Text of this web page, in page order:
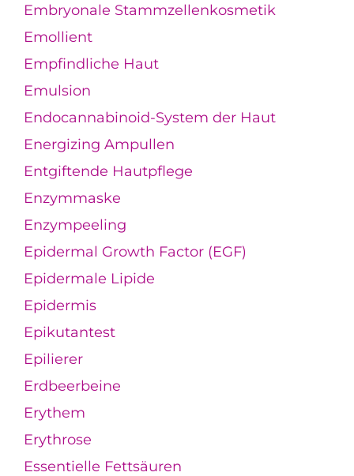
Embryonale Stammzellenkosmetik
Emollient
Empfindliche Haut
Emulsion
Endocannabinoid-System der Haut
Energizing Ampullen
Entgiftende Hautpflege
Enzymmaske
Enzympeeling
Epidermal Growth Factor (EGF)
Epidermale Lipide
Epidermis
Epikutantest
Epilierer
Erdbeerbeine
Erythem
Erythrose
Essentielle Fettsäuren